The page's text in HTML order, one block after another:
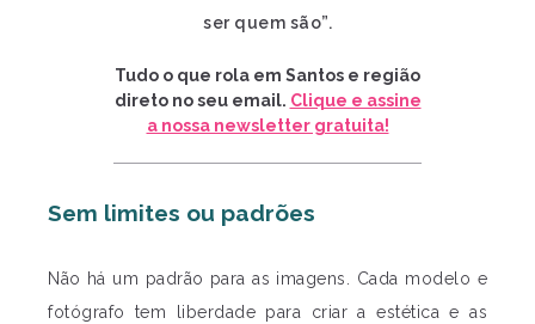
ser quem são”.
Tudo o que rola em Santos e região
direto no seu email. Clique e assine
a nossa newsletter gratuita!
Sem limites ou padrões
Não há um padrão para as imagens. Cada modelo e
fotógrafo tem liberdade para criar a estética e as